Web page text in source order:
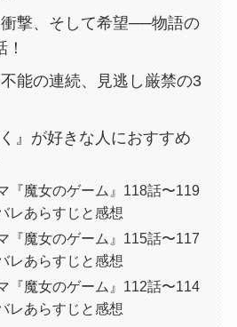
撃、そして希望──物語の
能の連続、見逃し厳禁の3
』が好きな人におすすめ
『魔女のゲーム』118話〜119
レあらすじと感想
『魔女のゲーム』115話〜117
レあらすじと感想
『魔女のゲーム』112話〜114
レあらすじと感想